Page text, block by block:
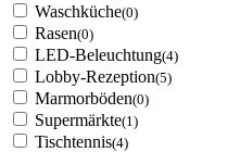
Waschküche(0)
Rasen(0)
LED-Beleuchtung(4)
Lobby-Rezeption(5)
Marmorböden(0)
Supermärkte(1)
Tischtennis(4)